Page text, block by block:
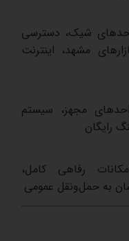
شیک، دسترسی
مشهد، اینترنت
مجهز، سیستم
رایگان
رفاهی کامل،
به حمل‌ونقل عمومی